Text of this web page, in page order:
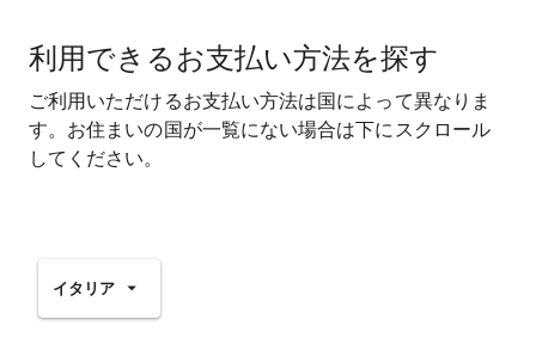
利用できるお支払い方法を探す
ご利用いただけるお支払い方法は国によって異なりま
す。お住まいの国が一覧にない場合は下にスクロール
してください。
イタリア